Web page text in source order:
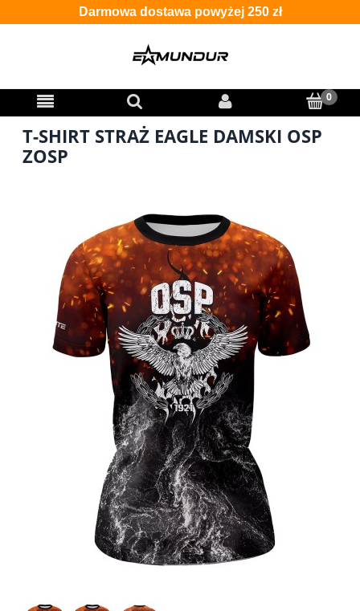
Darmowa dostawa powyżej 250 zł
T-SHIRT STRAŻ EAGLE DAMSKI OSP
ZOSP